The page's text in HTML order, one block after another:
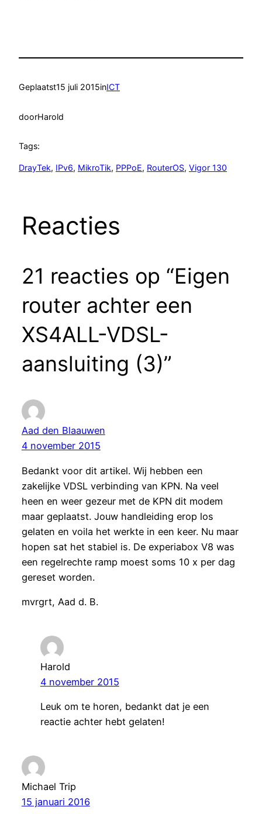
Geplaatst15 juli 2015inICT
doorHarold
Tags:
DrayTek, IPv6, MikroTik, PPPoE, RouterOS, Vigor 130
Reacties
21 reacties op “Eigen
router achter een
XS4ALL-VDSL-
aansluiting (3)”
Aad den Blaauwen
4 november 2015
Bedankt voor dit artikel. Wij hebben een
zakelijke VDSL verbinding van KPN. Na veel
heen en weer gezeur met de KPN dit modem
maar geplaatst. Jouw handleiding erop los
gelaten en voila het werkte in een keer. Nu maar
hopen sat het stabiel is. De experiabox V8 was
een regelrechte ramp moest soms 10 x per dag
gereset worden.
mvrgrt, Aad d. B.
Harold
4 november 2015
Leuk om te horen, bedankt dat je een
reactie achter hebt gelaten!
Michael Trip
15 januari 2016